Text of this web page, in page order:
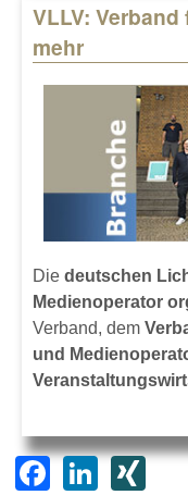
VLLV:
mehr
Die deutschen
Medienoperator
Verband, dem
und
F
Li XI